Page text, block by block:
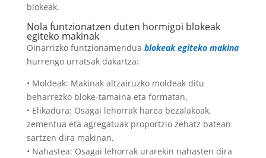
blokeak.
Nola funtzionatzen duten hormigoi blokeak
egiteko makinak
Oinarrizko funtzionamendua blokeak egiteko makina
hurrengo urratsak dakartza:
• Moldeak: Makinak altzairuzko moldeak ditu
beharrezko bloke-tamaina eta formatan.
• Elikadura: Osagai lehorrak harea bezalakoak,
zementua eta agregatuak proportzio zehatz batean
sartzen dira makinan.
• Nahastea: Osagai lehorrak urarekin nahasten dira